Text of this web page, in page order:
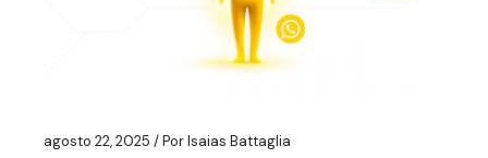
agosto 22, 2025 PorIsaias Battaglia